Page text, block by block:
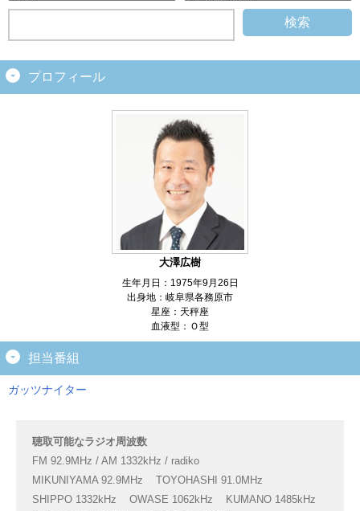
プロフィール
大澤広樹
生年月日：1975年9月26日
出身地：岐阜県各務原市
星座：天秤座
血液型：Ｏ型
担当番組
ガッツナイター
聴取可能なラジオ周波数
FM 92.9MHz / AM 1332kHz / radiko
MIKUNIYAMA 92.9MHz
TOYOHASHI 91.0MHz
SHIPPO 1332kHz
OWASE 1062kHz
KUMANO 1485kHz